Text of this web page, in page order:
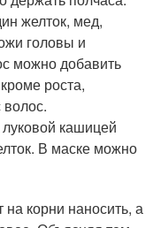
желток, мед,
головы и
можно добавить
роста,
волос.
кашицей
В маске можно
корни наносить, а